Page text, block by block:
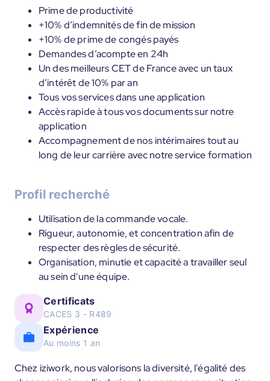
Prime de productivité
+10% d’indemnités de fin de mission
+10% de prime de congés payés
Demandes d’acompte en 24h
Un des meilleurs CET de France avec un taux
d’intérêt de 10% par an
Tous vos services dans une application
Accès rapide à tous vos documents sur notre
application
Accompagnement de nos intérimaires tout au
long de leur carrière avec notre service formation
Profil recherché
Utilisation de la commande vocale.
Rigueur, autonomie, et concentration afin de
respecter des règles de sécurité.
Organisation, minutie et capacité a travailler seul
au sein d'une équipe.
Certificats
CACES 3 - R489
Expérience
Au moins 1 an
Chez iziwork, nous valorisons la diversité, l'égalité des